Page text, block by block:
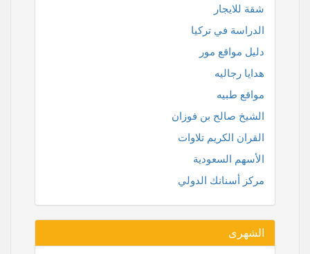
شقة للايجار
الدراسة في تركيا
دليل مواقع مور
هدايا رجاليه
مواقع طبيه
الشيخ صالح بن فوزان
القران الكريم تلاوات
الأسهم السعودية
مركز أسنانك الدولي
الشهرى